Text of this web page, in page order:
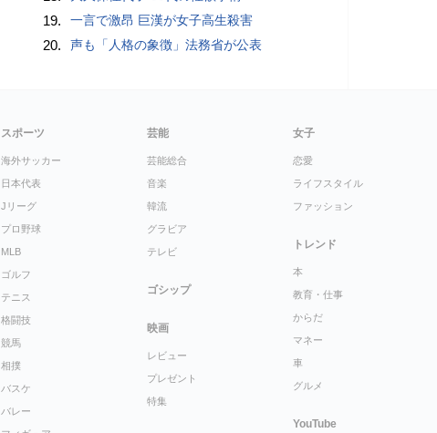
19. 一言で激昂 巨漢が女子高生殺害
20. 声も「人格の象徴」法務省が公表
スポーツ
海外サッカー
日本代表
Jリーグ
プロ野球
MLB
ゴルフ
テニス
格闘技
競馬
相撲
バスケ
バレー
芸能
芸能総合
音楽
韓流
グラビア
テレビ
ゴシップ
映画
レビュー
プレゼント
特集
女子
恋愛
ライフスタイル
ファッション
トレンド
本
教育・仕事
からだ
マネー
車
グルメ
YouTube